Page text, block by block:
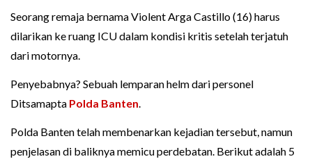
Seorang remaja bernama Violent Arga Castillo (16) harus
dilarikan ke ruang ICU dalam kondisi kritis setelah terjatuh
dari motornya.
Penyebabnya? Sebuah lemparan helm dari personel
Ditsamapta Polda Banten.
Polda Banten telah membenarkan kejadian tersebut, namun
penjelasan di baliknya memicu perdebatan. Berikut adalah 5